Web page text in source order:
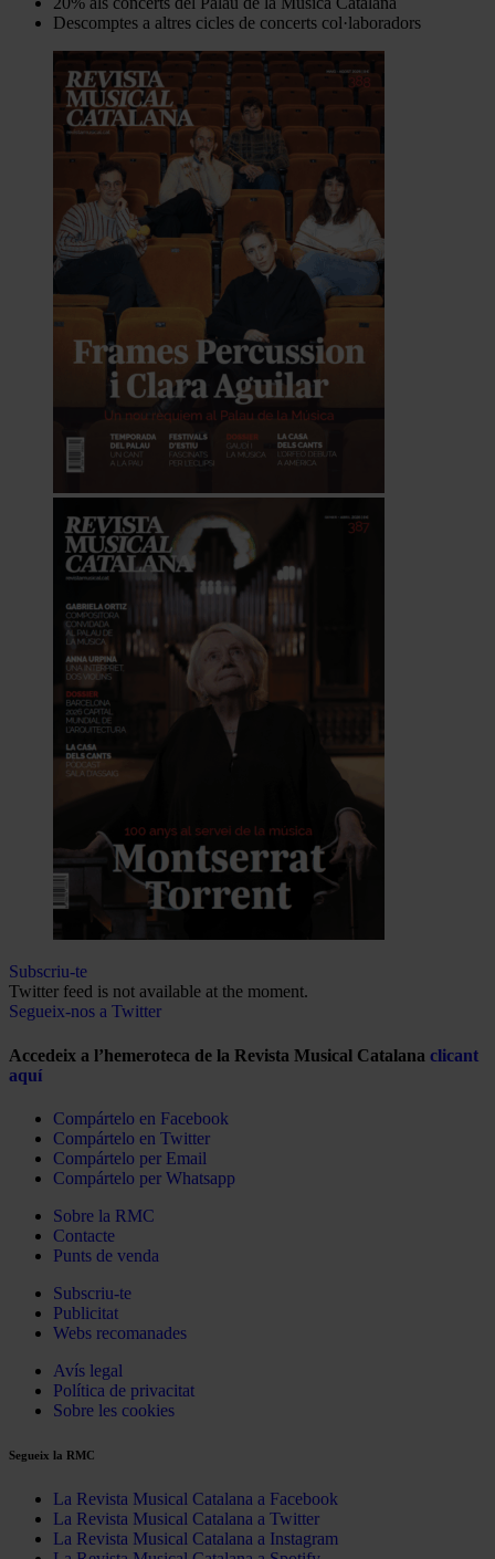
Descomptes a altres cicles de concerts col·laboradors
Subscriu-te
Twitter feed is not available at the moment.
Segueix-nos a Twitter
Accedeix a l’hemeroteca de la Revista Musical Catalana clicant
aquí
Compártelo en Facebook
Compártelo en Twitter
Compártelo per Email
Compártelo per Whatsapp
Sobre la RMC
Contacte
Punts de venda
Subscriu-te
Publicitat
Webs recomanades
Avís legal
Política de privacitat
Sobre les cookies
Segueix la RMC
La Revista Musical Catalana a Facebook
La Revista Musical Catalana a Twitter
La Revista Musical Catalana a Instagram